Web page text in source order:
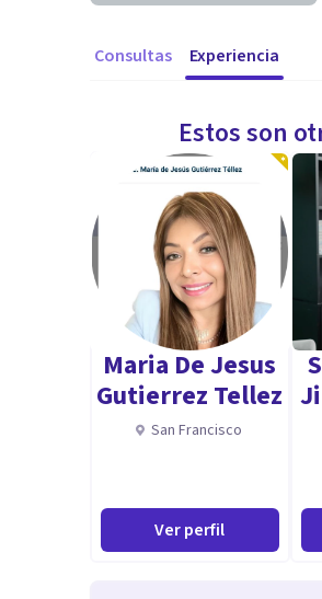
Consultas Experiencia
Estos son
Maria De Jesus
Gutierrez Tellez
San Francisco
Ver perfil